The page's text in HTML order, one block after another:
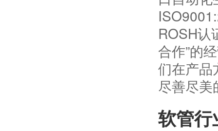
ROSH认
合作”的
们在产品
尽善尽美
软管